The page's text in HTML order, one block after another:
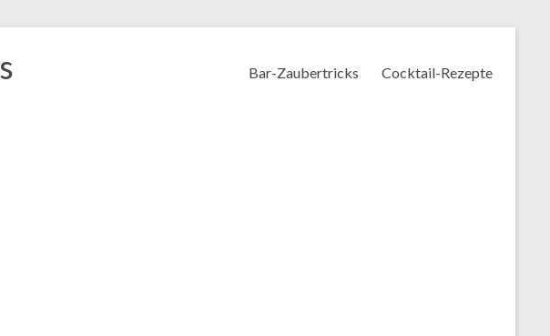
Bar-Zaubertricks Cocktail-Rezepte